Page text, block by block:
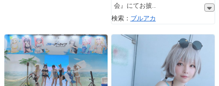
会』にてお披
検索： ブルアカ